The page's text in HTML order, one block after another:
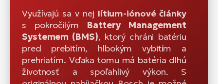
Využívajú sa v nej lítium-iónové články
s pokročilým Battery Management
Systemem (BMS), ktorý chráni batériu
pred prebitím, hlbokým vybitím a
prehriatím. Vďaka tomu má batéria dlhú
životnosť a spoľahlivý výkon. S